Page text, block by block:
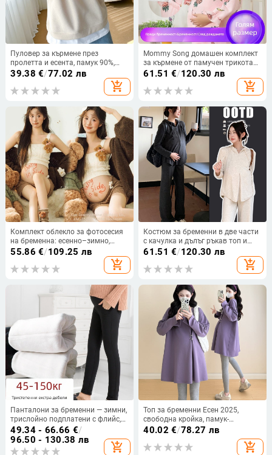
Пуловер за кърмене през
пролетта и есента, памук 90%,
средно дълъг топ, стилно облекло
39.38 €/77.02 лв
add_shopping_cart
Mommy Song домашен комплект
за кърмене от памучен трикотаж:
печат, дълги ръкави, достъп за
кърмене, 90–95% памук, спандекс
под 30%
61.51 €/120.30 лв
add_shopping_cart
Комплект облекло за фотосесия
на бременна: есенно–зимно,
корейски стил, сладък дизайн,
вътрешна студийна снимка
55.86 €/109.25 лв
add_shopping_cart
Костюм за бременни в две части
с качулка и дълъг ръкав топ и
широки панталони, едноцветен
памук-еластан микс (70–80%
памук, <30% еластан), есен 2023
61.51 €/120.30 лв
add_shopping_cart
Панталони за бременни — зимни,
трислойно подплатени с флийс,
памук 70–80%, Island Velvet, супер
дебели, подкрепа за корема
49.34 - 66.66 €/
96.50 - 130.38 лв
add_shopping_cart
Топ за бременни Есен 2025,
свободна кройка, памук-
полиестер, дълги ръкави, висока
40.02 €/78.27 лв
add_shopping_cart